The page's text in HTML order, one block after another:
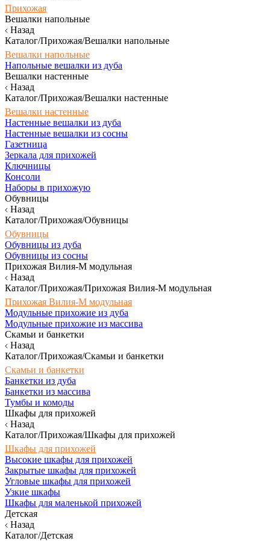
Прихожая
Вешалки напольные
Назад
Каталог/Прихожая/Вешалки напольные
Вешалки напольные
Напольные вешалки из дуба
Вешалки настенные
Назад
Каталог/Прихожая/Вешалки настенные
Вешалки настенные
Настенные вешалки из дуба
Настенные вешалки из сосны
Газетница
Зеркала для прихожей
Ключницы
Консоли
Наборы в прихожую
Обувницы
Назад
Каталог/Прихожая/Обувницы
Обувницы
Обувницы из дуба
Обувницы из сосны
Прихожая Вилия-М модульная
Назад
Каталог/Прихожая/Прихожая Вилия-М модульная
Прихожая Вилия-М модульная
Модульные прихожие из дуба
Модульные прихожие из массива
Скамьи и банкетки
Назад
Каталог/Прихожая/Скамьи и банкетки
Скамьи и банкетки
Банкетки из дуба
Банкетки из массива
Тумбы и комоды
Шкафы для прихожей
Назад
Каталог/Прихожая/Шкафы для прихожей
Шкафы для прихожей
Высокие шкафы для прихожей
Закрытые шкафы для прихожей
Угловые шкафы для прихожей
Узкие шкафы
Шкафы для маленькой прихожей
Детская
Назад
Каталог/Детская